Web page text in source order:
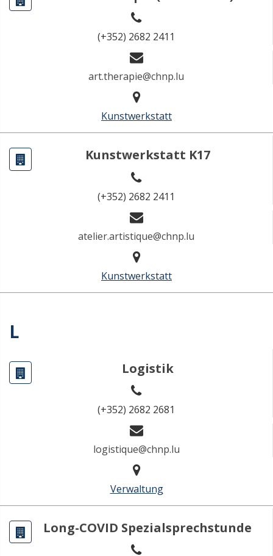
(+352) 2682 2411
art.therapie@chnp.lu
Kunstwerkstatt
Kunstwerkstatt K17
(+352) 2682 2411
atelier.artistique@chnp.lu
Kunstwerkstatt
L
Logistik
(+352) 2682 2681
logistique@chnp.lu
Verwaltung
Long-COVID Spezialsprechstunde